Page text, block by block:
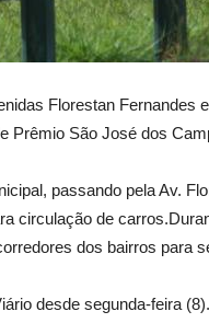
Florestan Fernandes
Prêmio São José dos
passando pela Av.
circulação de
dos bairros para
desde segunda-feira